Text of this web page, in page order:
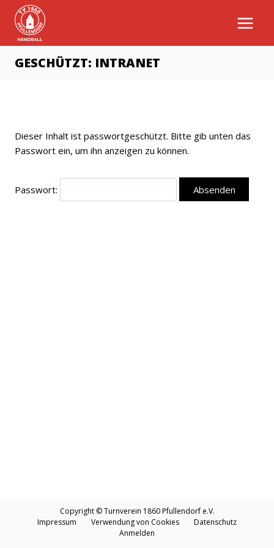
Inhalt
springen
GESCHÜTZT: INTRANET
Dieser Inhalt ist passwortgeschützt. Bitte gib unten das
Passwort ein, um ihn anzeigen zu können.
Passwort:
Copyright © Turnverein 1860 Pfullendorf e.V.
Impressum
Verwendung von Cookies
Datenschutz
Anmelden